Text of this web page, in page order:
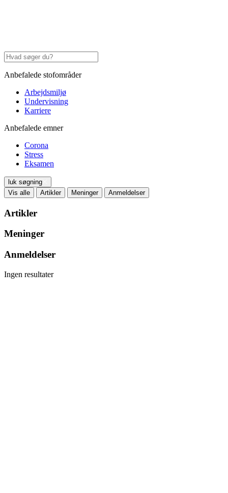
Anbefalede stofområder
Arbejdsmiljø
Undervisning
Karriere
Anbefalede emner
Corona
Stress
Eksamen
luk søgning
Vis alle
Artikler Meninger Anmeldelser
Artikler
Meninger
Anmeldelser
Ingen resultater